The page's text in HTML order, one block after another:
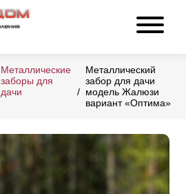
Металлические
заборы для
дачи
Металлический
забор для дачи
модель Жалюзи
вариант «Оптима»